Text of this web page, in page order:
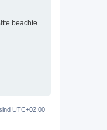
beachte
UTC+02:00